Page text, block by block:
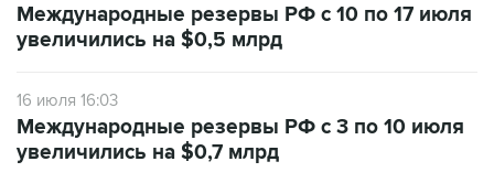
Международные резервы РФ с 10 по 17 июля
увеличились на $0,5 млрд
16 июля 16:03
Международные резервы РФ с 3 по 10 июля
увеличились на $0,7 млрд